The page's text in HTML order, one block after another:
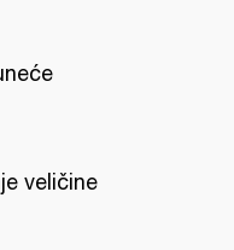
veličine